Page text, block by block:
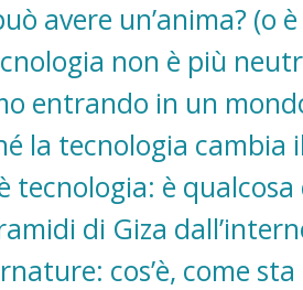
avere un’anima?
non è più
entrando in un
la tecnologia
tecnologia: è qualcosa
di Giza
cos’è, come